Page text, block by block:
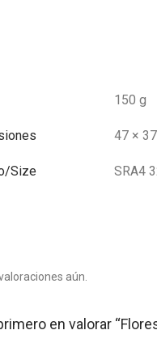
150 g
47 ×
Size SRA4
aún.
en valorar